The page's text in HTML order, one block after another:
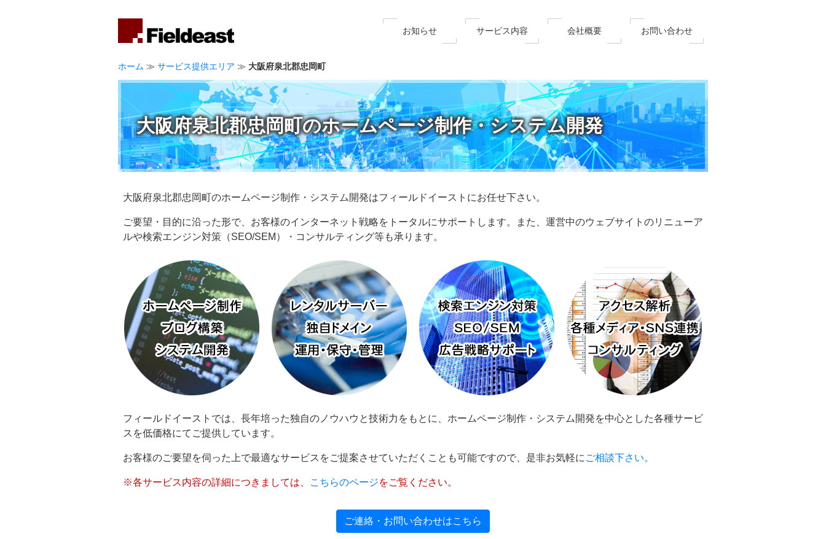
お知らせ サービス内容 会社概要 お問い合わせ
ホーム ≫ サービス提供エリア ≫ 大阪府泉北郡忠岡町
大阪府泉北郡忠岡町のホームページ制作・システム開発
大阪府泉北郡忠岡町のホームページ制作・システム開発はフィールドイーストにお任せ下さい。
ご要望・目的に沿った形で、お客様のインターネット戦略をトータルにサポートします。また、運営中のウェブサイトのリニューア
ルや検索エンジン対策（SEO/SEM）・コンサルティング等も承ります。
フィールドイーストでは、長年培った独自のノウハウと技術力をもとに、ホームページ制作・システム開発を中心とした各種サービ
スを低価格にてご提供しています。
お客様のご要望を伺った上で最適なサービスをご提案させていただくことも可能ですので、是非お気軽に ご相談下さい。
※各サービス内容の詳細につきましては、 こちらのページをご覧ください。
ご連絡・お問い合わせはこちら